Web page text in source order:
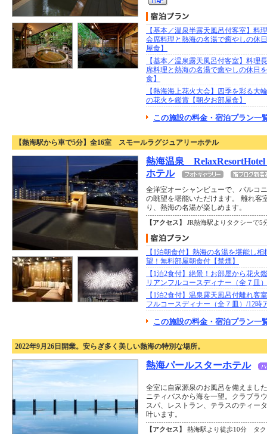
【基本／温泉半露天風呂付客室】料
会席料理と熱海の名湯で癒やしの休
屋食】
【基本／温泉露天風呂付客室】料理
席料理と熱海の名湯で癒やしの休日
食】
【熱海海上花火大会】四季を彩る大
の花火を鑑賞【朝夕お部屋食】
この施設の料金・宿泊プラン
【熱海駅から車で5分】全16室 スモールラグジュアリーホテル
熱海温泉
ホテル
全洋室オーシャンビューで、バルコ
の眺望を堪能いただけます。 離れ客
り、熱海の名湯が楽しめます。
【アクセス】 JR熱海駅よりタクシーで
【1泊朝食付】熱海の名湯を堪能し
望！無料部屋朝食付【禁煙】
【1泊2食付】絶景！お部屋から花火
リアンフルコースディナー（全７皿
【1泊2食付】温泉露天風呂付離れ
フルコースディナー（全７皿）/12時
この施設の料金・宿泊プラン
2022年9月26日開業。安らぎ多く美しい熱海の特別な場所。
熱海パールスターホテル
全室に自家源泉のお風呂を備えまし
ニティバスから海を一望。クラブラ
スパ、レストラン、テラスのティー
叶います。
【アクセス】
熱海駅より徒歩10分 タ